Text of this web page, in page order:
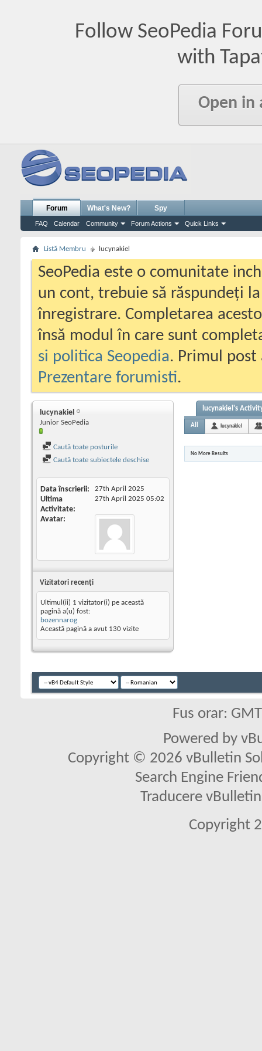
Follow SeoPedia
with
Open in
Forum
FAQ Calendar Community Forum Actions Quick Links
What's New? Spy
Listă Membru lucynakiel
SeoPedia este o comunitate
un cont, trebuie să răspundeți
înregistrare. Completarea
însă modul în care sunt
si politica Seopedia. Primul
Prezentare forumisti.
lucynakiel
Junior SeoPedia
Caută toate posturile
Caută toate subiectele deschise
Data înscrierii 27th April 2025
Ultima
Activitate
27th April 2025 05:02
Avatar
Vizitatori recenţi
Ultimul(ii) 1 vizitator(i) pe această
pagină a(u) fost:
bozennarog
Această pagină a avut 130 vizite
lucynakiel's
All lucynakiel
No More Results
Fus orar:
Powered by
Copyright © 2026 vBulletin
Search Engine
Traducere
Copyright